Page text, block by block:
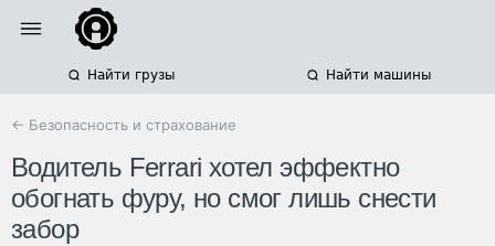
Найти грузы Найти машины
← Безопасность и страхование
Водитель Ferrari хотел эффектно
обогнать фуру, но смог лишь снести
забор